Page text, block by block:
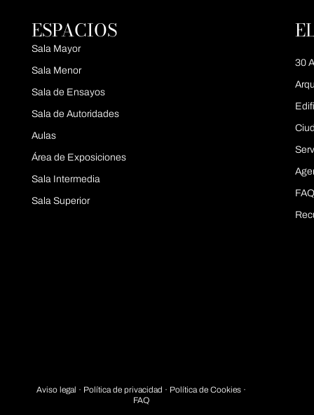
ESPACIOS
Sala Mayor
Sala Menor
Sala de Ensayos
Sala de Autoridades
Aulas
Área de Exposiciones
Sala Intermedia
Sala Superior
30
Aviso legal · Política de privacidad · Política de Cookies ·
FAQ